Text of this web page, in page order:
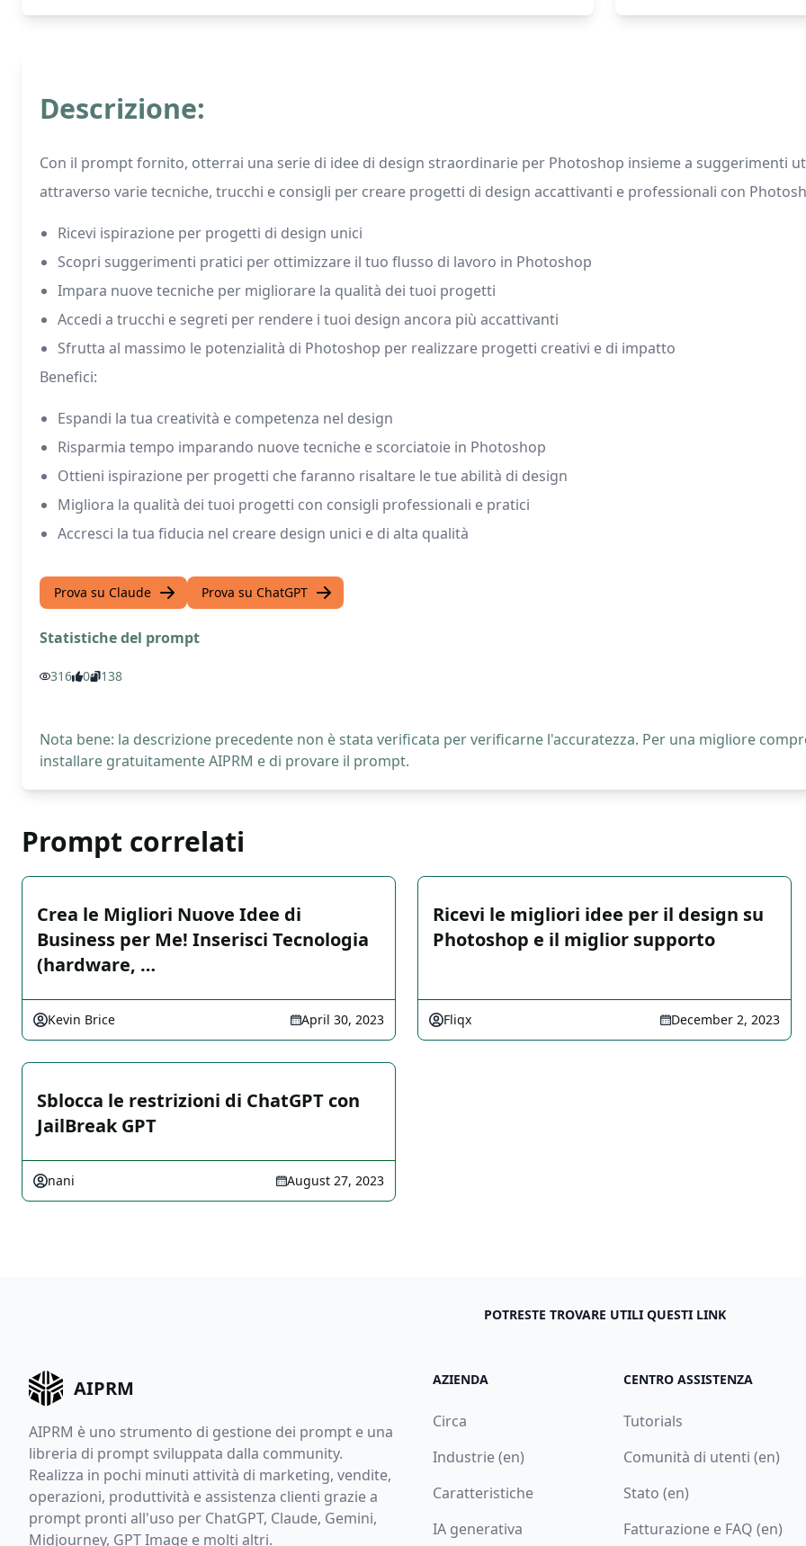
Descrizione:
Con il prompt fornito, otterrai una serie di idee di design straordinarie per Photoshop insieme a suggerimenti
attraverso varie tecniche, trucchi e consigli per creare progetti di design accattivanti e professionali con
Ricevi ispirazione per progetti di design unici
Scopri suggerimenti pratici per ottimizzare il tuo flusso di lavoro in Photoshop
Impara nuove tecniche per migliorare la qualità dei tuoi progetti
Accedi a trucchi e segreti per rendere i tuoi design ancora più accattivanti
Sfrutta al massimo le potenzialità di Photoshop per realizzare progetti creativi e di impatto
Benefici:
Espandi la tua creatività e competenza nel design
Risparmia tempo imparando nuove tecniche e scorciatoie in Photoshop
Ottieni ispirazione per progetti che faranno risaltare le tue abilità di design
Migliora la qualità dei tuoi progetti con consigli professionali e pratici
Accresci la tua fiducia nel creare design unici e di alta qualità
Prova su Claude Prova su ChatGPT
Statistiche del prompt
316 0 138
Nota bene: la descrizione precedente non è stata verificata per verificarne l'accuratezza. Per una migliore
installare gratuitamente AIPRM e di provare il prompt.
Prompt correlati
Crea le Migliori Nuove Idee di
Business per Me! Inserisci Tecnologia
(hardware, …
Kevin Brice April 30, 2023
Ricevi le migliori idee per il design su
Photoshop e il miglior supporto
Fliqx December 2, 2023
Sblocca le restrizioni di ChatGPT con
JailBreak GPT
nani August 27, 2023
POTRESTE TROVARE UTILI QUESTI LINK
AIPRM
AIPRM è uno strumento di gestione dei prompt e una
libreria di prompt sviluppata dalla community.
Realizza in pochi minuti attività di marketing, vendite,
operazioni, produttività e assistenza clienti grazie a
prompt pronti all'uso per ChatGPT, Claude, Gemini,
Midjourney, GPT Image e molti altri.
AZIENDA
Circa
Industrie (en)
Caratteristiche
IA generativa
CENTRO ASSISTENZA
Tutorials
Comunità di utenti (en)
Stato (en)
Fatturazione e FAQ (en)